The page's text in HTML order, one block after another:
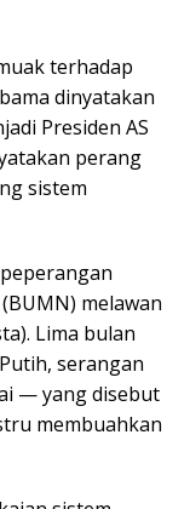
terhadap
dinyatakan
Presiden AS
perang
sistem
melawan
Lima bulan
serangan
— yang disebut
membuahkan